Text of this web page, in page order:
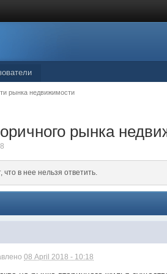
рынка недвижимости
рынка
что в нее нельзя ответить.
08 April 2018 - 10:18